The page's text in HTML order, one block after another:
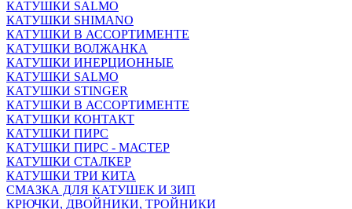
КАТУШКИ SALMO
КАТУШКИ SHIMANO
КАТУШКИ В АССОРТИМЕНТЕ
КАТУШКИ ВОЛЖАНКА
КАТУШКИ ИНЕРЦИОННЫЕ
КАТУШКИ SALMO
КАТУШКИ STINGER
КАТУШКИ В АССОРТИМЕНТЕ
КАТУШКИ КОНТАКТ
КАТУШКИ ПИРС
КАТУШКИ ПИРС - МАСТЕР
КАТУШКИ СТАЛКЕР
КАТУШКИ ТРИ КИТА
СМАЗКА ДЛЯ КАТУШЕК И ЗИП
КРЮЧКИ, ДВОЙНИКИ, ТРОЙНИКИ